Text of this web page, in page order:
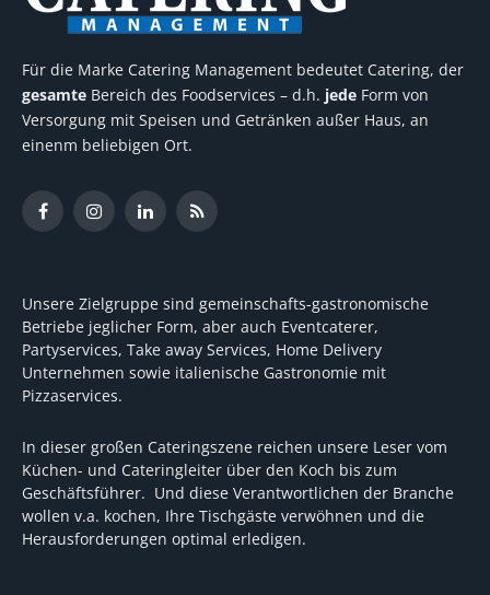
Für die Marke Catering Management bedeutet Catering, der
gesamte Bereich des Foodservices – d.h. jede Form von
Versorgung mit Speisen und Getränken außer Haus, an
einenm beliebigen Ort.
FacebookInstagramLinkedInRSS
Unsere Zielgruppe sind gemeinschafts-gastronomische
Betriebe jeglicher Form, aber auch Eventcaterer,
Partyservices, Take away Services, Home Delivery
Unternehmen sowie italienische Gastronomie mit
Pizzaservices.
In dieser großen Cateringszene reichen unsere Leser vom
Küchen- und Cateringleiter über den Koch bis zum
Geschäftsführer. Und diese Verantwortlichen der Branche
wollen v.a. kochen, Ihre Tischgäste verwöhnen und die
Herausforderungen optimal erledigen.